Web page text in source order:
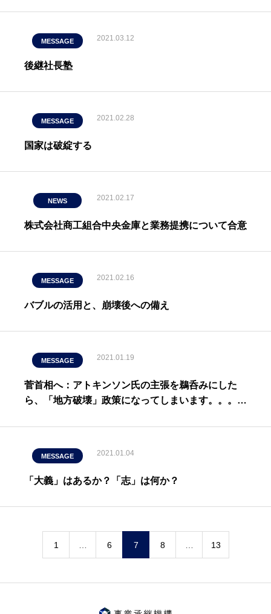
MESSAGE 2021.03.12
後継社長塾
MESSAGE 2021.02.28
国家は破綻する
NEWS 2021.02.17
株式会社商工組合中央金庫と業務提携について合意
MESSAGE 2021.02.16
バブルの活用と、崩壊後への備え
MESSAGE 2021.01.19
菅首相へ：アトキンソン氏の主張を鵜呑みにした
ら、「地方破壊」政策になってしまいます。。。株
MESSAGE 2021.01.04
「大義」はあるか？「志」は何か？
1 6 7 8 13